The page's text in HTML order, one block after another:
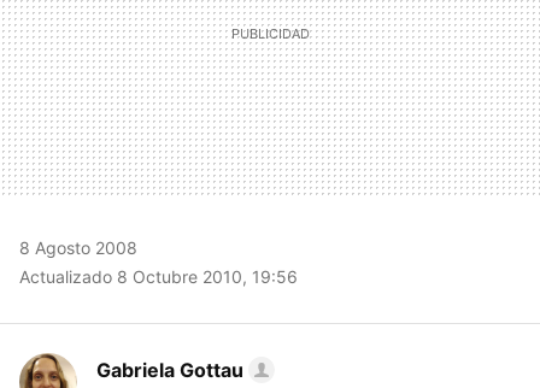
8 Agosto 2008
Actualizado 8 Octubre 2010, 19:56
Gabriela Gottau